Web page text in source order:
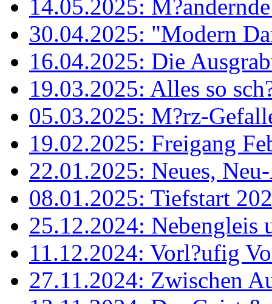
14.05.2025:
30.04.2025: "Modern
16.04.2025: Die
19.03.2025: Alles so
05.03.2025: M?rz-
19.02.2025: Freigang
22.01.2025: Neues,
08.01.2025: Tiefstart
25.12.2024: Nebengleis
11.12.2024: Vorl?ufig
27.11.2024: Zwischen